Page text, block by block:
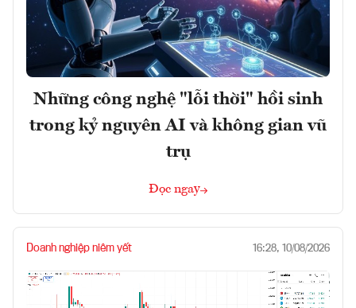
Những công nghệ "lỗi thời" hồi sinh
trong kỷ nguyên AI và không gian vũ
trụ
Đọc ngay
Doanh nghiệp niêm yết 16:28, 10/08/2026